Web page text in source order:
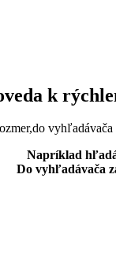
k
Napríklad
Do vyhľadávača